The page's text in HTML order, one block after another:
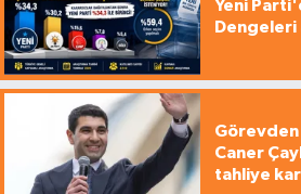
Yeni
Dengeleri
Görevden
Caner
tahliye